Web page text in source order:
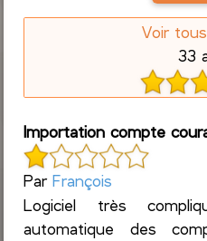
Voir
33
Importation compte
ParFrançois
Logiciel très
automatique des